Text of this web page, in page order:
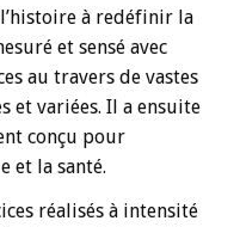
à redéfinir la
et sensé avec
au travers de vastes
et variées. Il a ensuite
conçu pour
et la santé.
réalisés à intensité